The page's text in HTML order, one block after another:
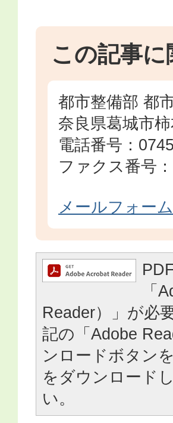
この記事
都市整備部 都
奈良県葛城市
電話番号：
ファクス番号
メールフォー
「
Reader）」が必
記の「Adobe
ンロードボタン
をダウンロード
い。